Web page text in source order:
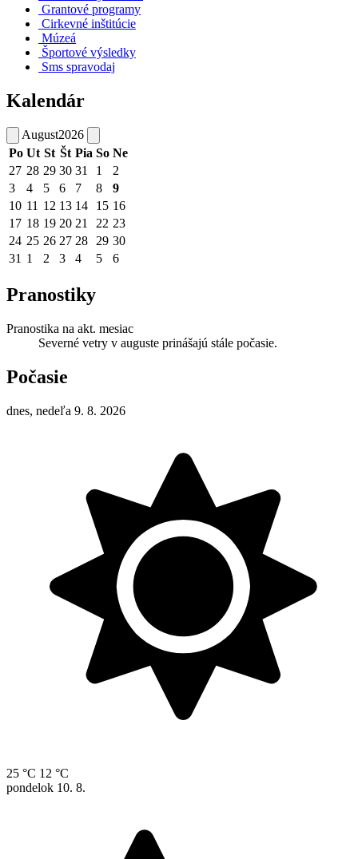
Grantové programy
Cirkevné inštitúcie
Múzeá
Športové výsledky
Sms spravodaj
Kalendár
August2026
Po Ut St Št Pia So Ne
27 28 29 30 31 1
2
3
4 5 6 7 8
9
10 11 12 13 14 15 16
17 18 19 20 21 22 23
24 25 26 27 28 29 30
31 1 2 3 4 5 6
Pranostiky
Pranostika na akt. mesiac
Severné vetry v auguste prinášajú stále počasie.
Počasie
dnes, nedeľa 9. 8. 2026
25 °C 12 °C
pondelok 10. 8.